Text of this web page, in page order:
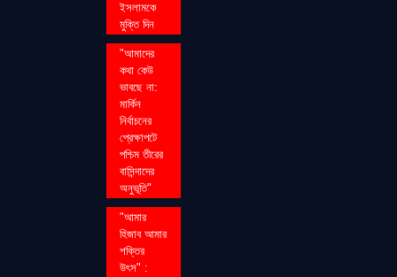
ইসলামকে
মুক্তি দিন
"আমাদের
কথা কেউ
ভাবছে না:
মার্কিন
নির্বাচনের
প্রেক্ষাপটে
পশ্চিম তীরের
বাসিন্দাদের
অনুভূতি"
"আমার
হিজাব আমার
শক্তির
উৎস" :